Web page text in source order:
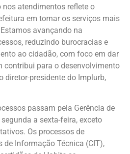
atendimentos reflete o
em tornar os serviços mais
avançando na
reduzindo burocracias e
ao cidadão, com foco em dar
contribui para o desenvolvimento
diretor-presidente do Implurb,
passam pela Gerência de
a sexta-feira, exceto
Os processos de
de Informação Técnica (CIT),